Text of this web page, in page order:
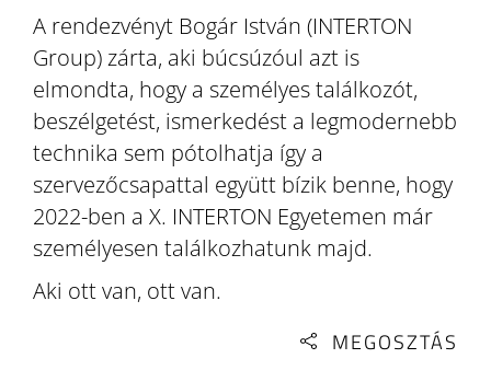
A rendezvényt Bogár István (INTERTON
Group) zárta, aki búcsúzóul azt is
elmondta, hogy a személyes találkozót,
beszélgetést, ismerkedést a legmodernebb
technika sem pótolhatja így a
szervezőcsapattal együtt bízik benne, hogy
2022-ben a X. INTERTON Egyetemen már
személyesen találkozhatunk majd.
Aki ott van, ott van.
MEGOSZTÁS